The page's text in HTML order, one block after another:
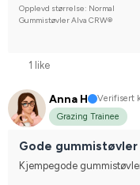
Opplevd størrelse: Normal
Gummistøvler Alva CRW®
1 like
Anna H
Verifisert
Grazing Trainee
Gode gummistøvler
Kjempegode